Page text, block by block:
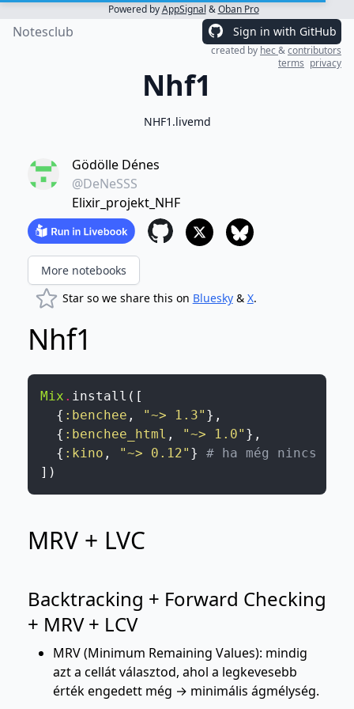
Powered byAppSignal &Oban Pro
Notesclub Sign in with GitHub
created by hec&contributors
terms privacy
Nhf1
NHF1.livemd
Gödölle Dénes
@DeNeSSS
Elixir_projekt_NHF
More notebooks
Star so we share this on Bluesky& X.
Nhf1
Mix . install ( [
{ :benchee , "~> 1.3" } ,
{ :benchee_html , "~> 1.0" } ,
{ :kino , "~> 0.12" }
# ha még nincs
] )
MRV + LVC
Backtracking + Forward Checking
+ MRV + LCV
MRV (Minimum Remaining Values): mindig
azt a cellát választod, ahol a legkevesebb
érték engedett még → minimális ágmélység.